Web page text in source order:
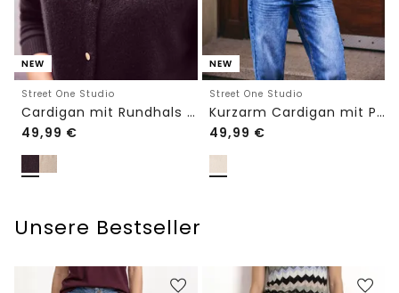
NEW
Street One Studio
Cardigan mit Rundhals und Knöpfen
49,99 €
NEW
Street One Studio
Kurzarm Cardigan mit Polokragen
49,99 €
Unsere Bestseller